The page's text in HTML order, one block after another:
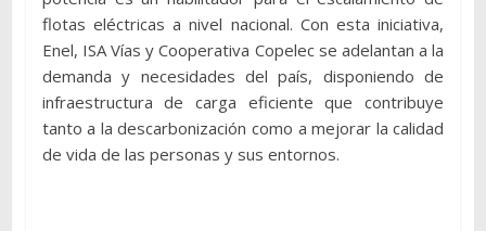
flotas eléctricas a nivel nacional. Con esta iniciativa,
Enel, ISA Vías y Cooperativa Copelec se adelantan a la
demanda y necesidades del país, disponiendo de
infraestructura de carga eficiente que contribuye
tanto a la descarbonización como a mejorar la calidad
de vida de las personas y sus entornos.